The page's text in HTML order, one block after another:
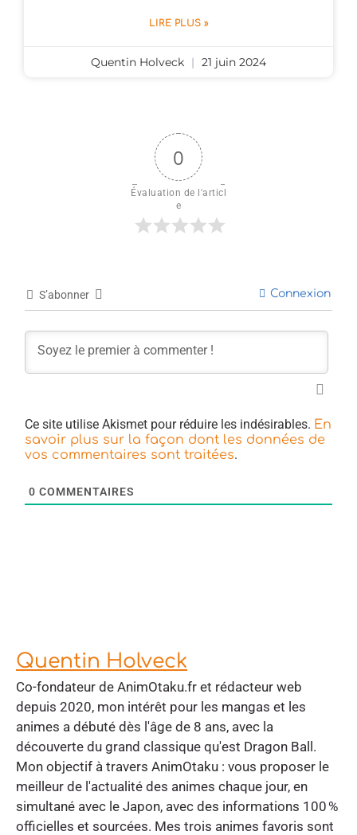
LIRE PLUS »
Quentin Holveck 21 juin 2024
0
Évaluation de l'articl
e
S’abonner Connexion
Ce site utilise Akismet pour réduire les indésirables. En
savoir plus sur la façon dont les données de
vos commentaires sont traitées.
0 COMMENTAIRES
Quentin Holveck
Co-fondateur de AnimOtaku.fr et rédacteur web
depuis 2020, mon intérêt pour les mangas et les
animes a débuté dès l'âge de 8 ans, avec la
découverte du grand classique qu'est Dragon Ball.
Mon objectif à travers AnimOtaku : vous proposer le
meilleur de l'actualité des animes chaque jour, en
simultané avec le Japon, avec des informations 100 %
officielles et sourcées. Mes trois animes favoris sont